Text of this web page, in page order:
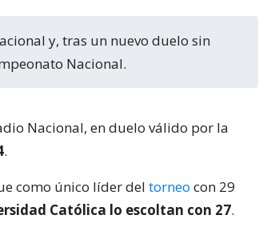
Nacional.
Nacional, en duelo válido por la
.
como único líder del torneo con 29
Católica lo escoltan con 27.